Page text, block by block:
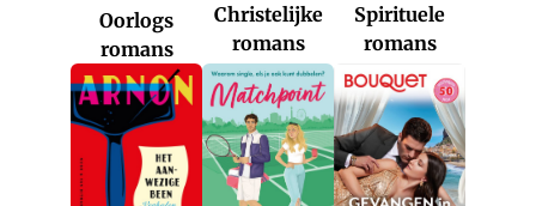
Oorlogs
romans
Christelijke
romans
Spirituele
romans